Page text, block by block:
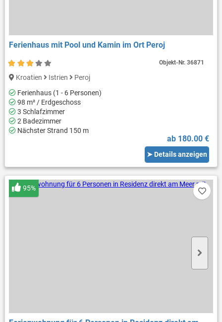
Ferienhaus mit Pool und Kamin im Ort Peroj
Kroatien Istrien
Peroj
Ferienhaus (1 - 6 Personen)
98 m² / Erdgeschoss
3 Schlafzimmer
2 Badezimmer
Nächster Strand 150 m
ab 180.00 €
➤ Details anzeigen
Objekt-Nr.36871
95%